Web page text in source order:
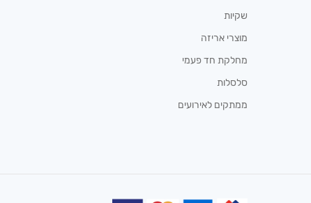
שקיות
מוצרי אריזה
מחלקת חד פעמי
סלסלות
ממתקים לאירועים